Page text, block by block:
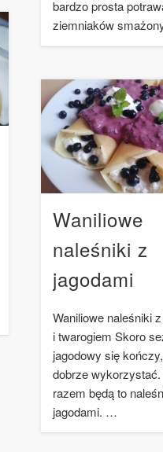
bardzo prosta
ziemniaków
Waniliowe
naleśniki z
jagodami
Waniliowe naleśniki
i twarogiem Skoro
jagodowy się
dobrze wykorzystać.
razem będą to
jagodami. …